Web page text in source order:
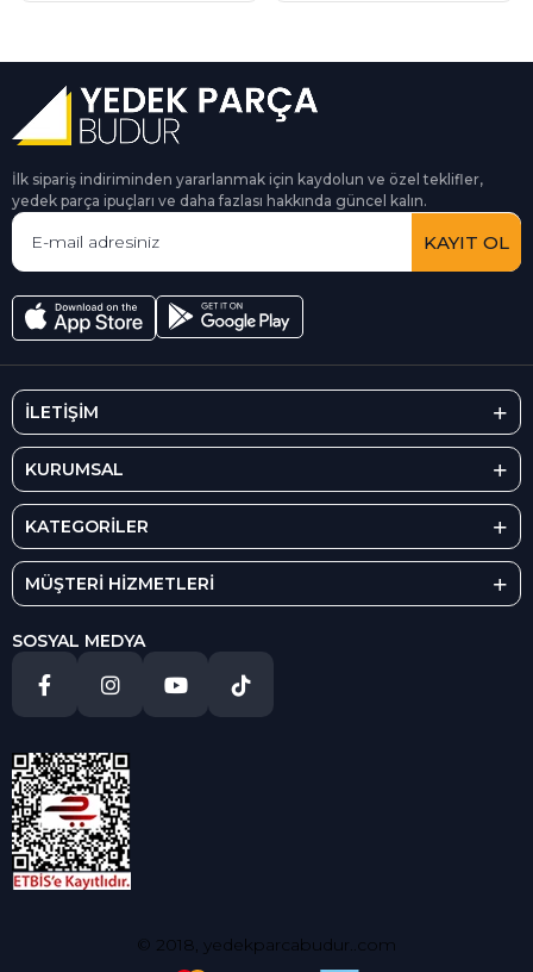
İlk sipariş indiriminden yararlanmak için kaydolun ve özel teklifler,
yedek parça ipuçları ve daha fazlası hakkında güncel kalın.
KAYIT OL
İLETİŞİM
KURUMSAL
KATEGORİLER
MÜŞTERİ HİZMETLERİ
SOSYAL MEDYA
© 2018, yedekparcabudur..com